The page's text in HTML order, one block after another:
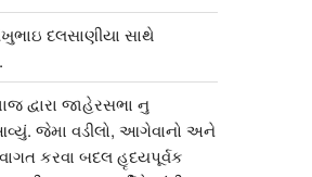
દલસાણીયા સાથે
દ્વારા જાહેરસભા નુ
જેમા વડીલો, આગેવાનો અને
કરવા બદલ હૃદયપૂર્વક